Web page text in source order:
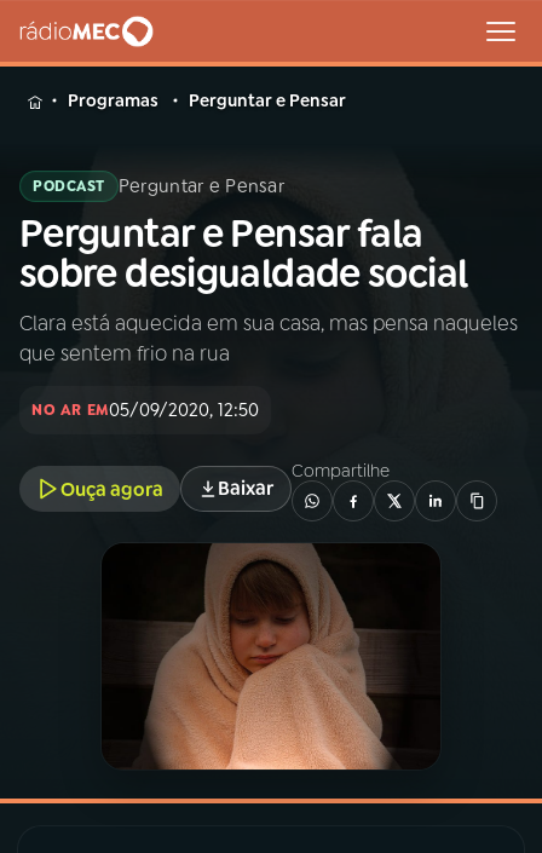
MENU
Buscar
na
Rádio
MEC
Buscar
Início
PROGRAMAÇÃO
PROGRAMAS
PODCASTS
Programas Perguntar e Pensar
PODCAST Perguntar e Pensar
Perguntar e Pensar fala
sobre desigualdade social
Clara está aquecida em sua casa, mas pensa naqueles
que sentem frio na rua
NO AR EM05/09/2020, 12:50
Ouça agora Baixar
Compartilhe